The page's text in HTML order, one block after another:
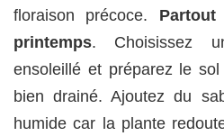
floraison précoce.
printemps. Choisissez
ensoleillé et préparez le
bien drainé. Ajoutez du
humide car la plante